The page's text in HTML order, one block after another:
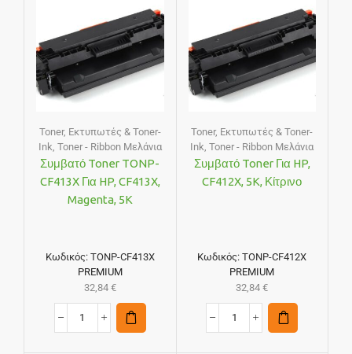
Toner, Εκτυπωτές & Toner-
Ink, Toner - Ribbon Μελάνια
Συμβατό Toner TONP-
CF413X Για HP, CF413X,
Magenta, 5K
Κωδικός: TONP-CF413X
PREMIUM
32,84 €
Toner, Εκτυπωτές & Toner-
Ink,Toner - Ribbon Μελάνια
Συμβατό Toner Για HP,
CF412X, 5K, Κίτρινο
Κωδικός:TONP-CF412X
PREMIUM
32,84€